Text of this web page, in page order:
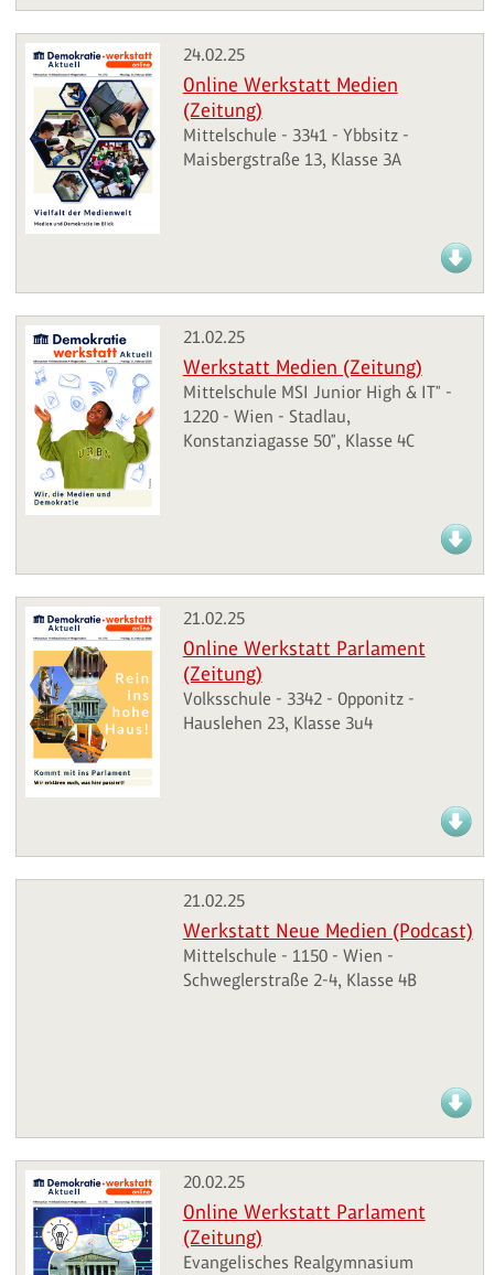
24.02.25
Online Werkstatt Medien
(Zeitung)
Mittelschule - 3341 - Ybbsitz -
Maisbergstraße 13, Klasse 3A
21.02.25
Werkstatt Medien (Zeitung)
Mittelschule MSI Junior High & IT" -
1220 - Wien - Stadlau,
Konstanziagasse 50", Klasse 4C
21.02.25
Online Werkstatt Parlament
(Zeitung)
Volksschule - 3342 - Opponitz -
Hauslehen 23, Klasse 3u4
21.02.25
Werkstatt Neue Medien (Podcast)
Mittelschule - 1150 - Wien -
Schweglerstraße 2-4, Klasse 4B
20.02.25
Online Werkstatt Parlament
(Zeitung)
Evangelisches Realgymnasium